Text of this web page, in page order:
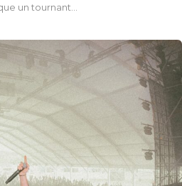
un tournant…